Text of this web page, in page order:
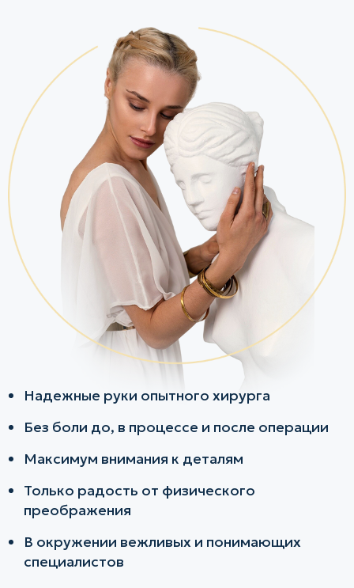
Надежные руки опытного хирурга
Без боли до, в процессе и после операции
Максимум внимания к деталям
Только радость от физического
преображения
В окружении вежливых и понимающих
специалистов